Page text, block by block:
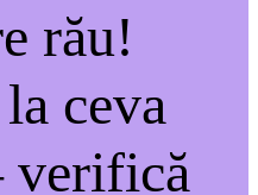
rău!
ceva
verifică